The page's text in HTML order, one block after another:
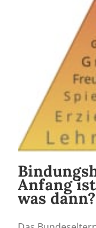
Anfang
was dann?